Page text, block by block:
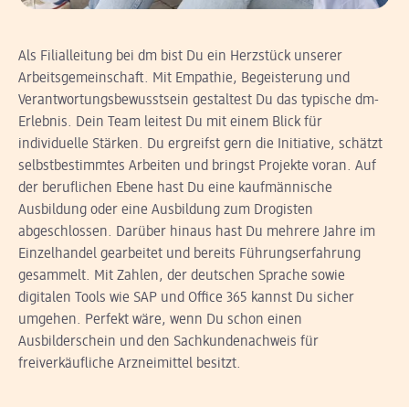
Als Filialleitung bei dm bist Du ein Herzstück unserer
Arbeitsgemeinschaft. Mit Empathie, Begeisterung und
Verantwortungsbewusstsein gestaltest Du das typische dm-
Erlebnis. Dein Team leitest Du mit einem Blick für
individuelle Stärken. Du ergreifst gern die Initiative, schätzt
selbstbestimmtes Arbeiten und bringst Projekte voran. Auf
der beruflichen Ebene hast Du eine kaufmännische
Ausbildung oder eine Ausbildung zum Drogisten
abgeschlossen. Darüber hinaus hast Du mehrere Jahre im
Einzelhandel gearbeitet und bereits Führungserfahrung
gesammelt. Mit Zahlen, der deutschen Sprache sowie
digitalen Tools wie SAP und Office 365 kannst Du sicher
umgehen. Perfekt wäre, wenn Du schon einen
Ausbilderschein und den Sachkundenachweis für
freiverkäufliche Arzneimittel besitzt.